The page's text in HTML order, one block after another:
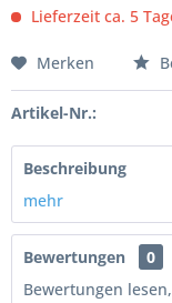
Lieferzeit ca. 5
Merken
Artikel-Nr.:
Beschreibung
mehr
Bewertungen
0
Bewertungen